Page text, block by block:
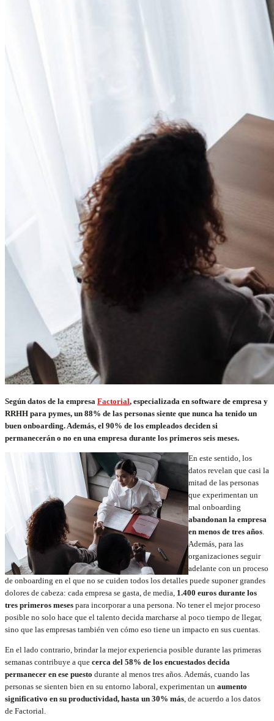
Según datos de la empresa Factorial, especializada en software de empresa y
RRHH para pymes, un 88% de las personas siente que nunca ha tenido un
buen onboarding. Además, el 90% de los empleados deciden si
permanecerán o no en una empresa durante los primeros seis meses.
En este sentido, los
datos revelan que casi la
mitad de las personas
que experimentan un
mal onboarding
abandonan la empresa
en menos de tres años.
Además, para las
organizaciones seguir
adelante con un proceso
de onboarding en el que no se cuiden todos los detalles puede suponer grandes
dolores de cabeza: cada empresa se gasta, de media, 1.400 euros durante los
tres primeros meses para incorporar a una persona. No tener el mejor proceso
posible no solo hace que el talento decida marcharse al poco tiempo de llegar,
sino que las empresas también ven cómo eso tiene un impacto en sus cuentas.
En el lado contrario, brindar la mejor experiencia posible durante las primeras
semanas contribuye a que cerca del 58% de los encuestados decida
permanecer en ese puesto durante al menos tres años. Además, cuando las
personas se sienten bien en su entorno laboral, experimentan un aumento
significativo en su productividad, hasta un 30% más, de acuerdo a los datos
de Factorial.